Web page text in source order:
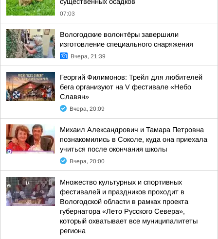
07:03
Вологодские волонтёры завершили
изготовление специального снаряжения
Вчера, 21:39
Георгий Филимонов: Трейл для любителей
бега организуют на V фестивале «Небо
Славян»
Вчера, 20:09
Михаил Александрович и Тамара Петровна
познакомились в Соколе, куда она приехала
учиться после окончания школы
Вчера, 20:00
Множество культурных и спортивных
фестивалей и праздников проходит в
Вологодской области в рамках проекта
губернатора «Лето Русского Севера»,
который охватывает все муниципалитеты
региона